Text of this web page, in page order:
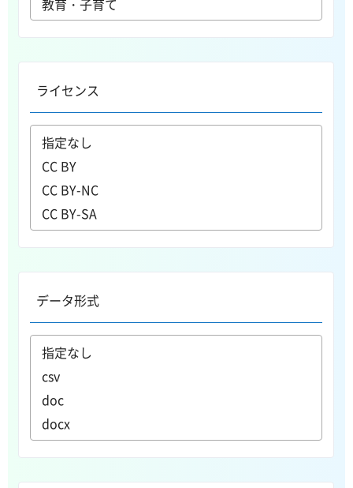
ライセンス
データ形式